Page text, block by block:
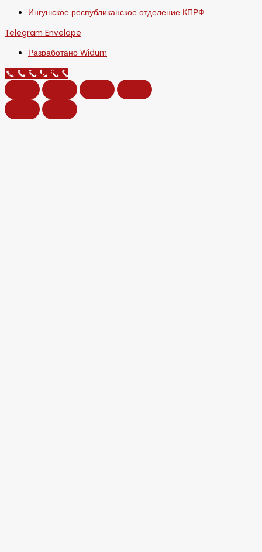
Ингушское республиканское отделение КПРФ
Telegram Envelope
Разработано Widum
Call Now Button